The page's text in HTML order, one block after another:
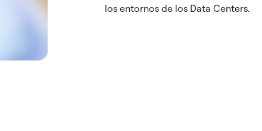
los entornos de los Data Centers.